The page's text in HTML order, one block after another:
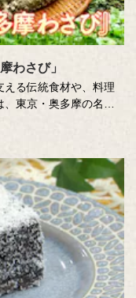
わさび」
る伝統食材や、料理
東京・奥多摩の名産
、わさび農家の角井さ